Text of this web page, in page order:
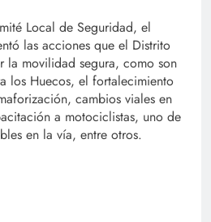
Local de Seguridad, el
las acciones que el Distrito
la movilidad segura, como son
los Huecos, el fortalecimiento
cambios viales en
a motociclistas, uno de
en la vía, entre otros.